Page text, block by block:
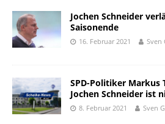
Jochen Schneider
Saisonende
16. Februar 2021 Sven
SPD-Politiker Markus
Jochen Schneider ist
8. Februar 2021 Sven